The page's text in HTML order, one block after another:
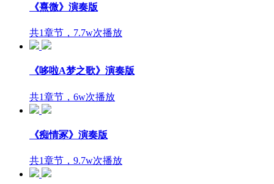
《熹微》演奏版
共1章节，7.7w次播放
《哆啦A梦之歌》演奏版
共1章节，6w次播放
《痴情冢》演奏版
共1章节，9.7w次播放